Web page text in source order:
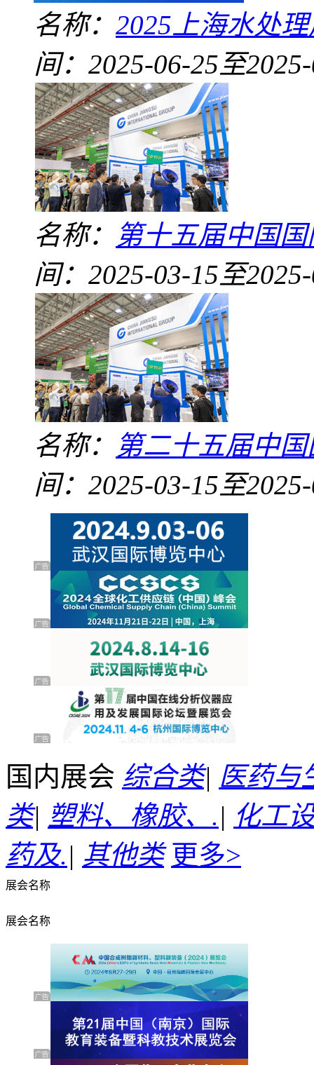
名称： 2025上海水处
间：2025-06-25至
名称：
第十五届中国
间：2025-03-15至
名称：
第二十五届中
间：2025-03-15至
国内展会 综合类| 医药与
类| 塑料、橡胶、.| 化工
药及.| 其他类 更多>
展会名称
展会名称